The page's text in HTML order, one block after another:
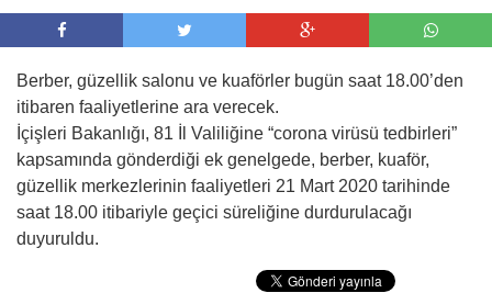
Berber, güzellik salonu ve kuaförler bugün saat 18.00’den
itibaren faaliyetlerine ara verecek.
İçişleri Bakanlığı, 81 İl Valiliğine “corona virüsü tedbirleri”
kapsamında gönderdiği ek genelgede, berber, kuaför,
güzellik merkezlerinin faaliyetleri 21 Mart 2020 tarihinde
saat 18.00 itibariyle geçici süreliğine durdurulacağı
duyuruldu.